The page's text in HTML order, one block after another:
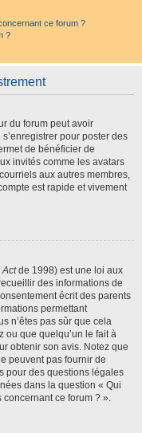
ce forum ?
?
du forum peut avoir
pour poster des
de bénéficier de
invités comme les avatars
aux autres membres,
est rapide et vivement
Actde 1998) est une loi aux
des informations de
écrit des parents
permettant
n’êtes pas sûr que cela
ou que quelqu’un le fait à
obtenir son avis. Notez que
peuvent pas fournir de
pour des questions légales
dans la question « Qui
ce forum ? ».